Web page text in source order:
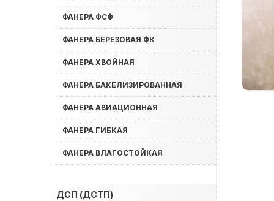
ФАНЕРА ФСФ
ФАНЕРА БЕРЕЗОВАЯ ФК
ФАНЕРА ХВОЙНАЯ
ФАНЕРА БАКЕЛИЗИРОВАННАЯ
ФАНЕРА АВИАЦИОННАЯ
ФАНЕРА ГИБКАЯ
ФАНЕРА ВЛАГОСТОЙКАЯ
ДСП (ДСТП)